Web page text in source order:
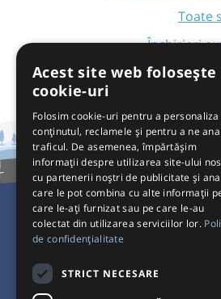
Toate
Închirieri
Pentru
Pentru
Acest site web folosește
cookie-uri
Folosim cookie-uri pentru a personaliza
conținutul, reclamele și pentru a ne
traficul. De asemenea, împărtășim
informații despre utilizarea site-ului
cu partenerii noștri de publicitate și
care le pot combina cu alte informații
care le-ați furnizat sau pe care le-au
colectat din utilizarea serviciilor lor.
de confidențialitate
STRICT NECESARE